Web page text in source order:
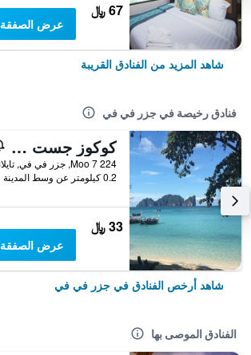
67 ﷼
عرض الصفقة
شاهد المزيد من الفنادق القريبة
فنادق رخيصة في جزر في في
كوكوز جست هاوس
224 Moo 7, جزر في في, تايلاند
0.2 كيلومتر عن وسط المدينة
33 ﷼
عرض الصفقة
شاهد أرخص الفنادق في جزر في في
الفنادق الموصى بها